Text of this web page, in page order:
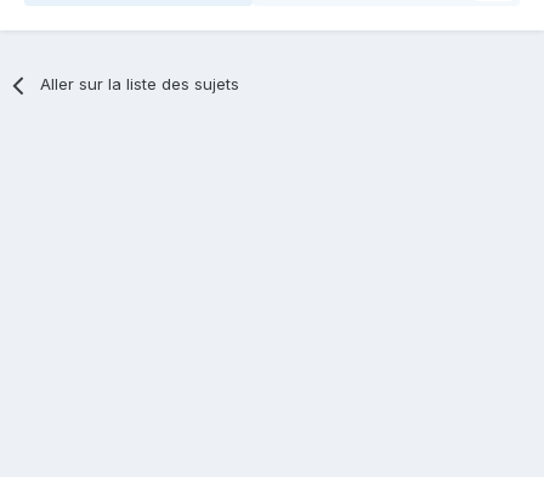
Aller sur la liste des sujets